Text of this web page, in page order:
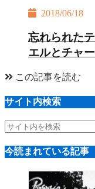
2018/06/18
忘れられた
エルとチャ
この記事を読む
サイト内検索
今読まれている記事